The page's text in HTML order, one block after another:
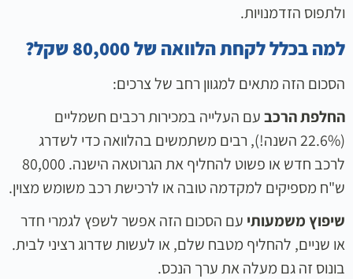
ולתפוס הזדמנויות.
למה בכלל לקחת הלוואה של 80,000 שקל?
הסכום הזה מתאים למגוון רחב של צרכים:
החלפת הרכבעם העלייה במכירות רכבים חשמליים
(22.6% השנה!), רבים משתמשים בהלוואה כדי לשדרג
לרכב חדש או פשוט להחליף את הגרוטאה הישנה. 80,000
ש"ח מספיקים למקדמה טובה או לרכישת רכב משומש מצוין.
שיפוץ משמעותי עם הסכום הזה אפשר לשפץ לגמרי חדר
או שניים, להחליף מטבח שלם, או לעשות שדרוג רציני לבית.
בונוס זה גם מעלה את ערך הנכס.